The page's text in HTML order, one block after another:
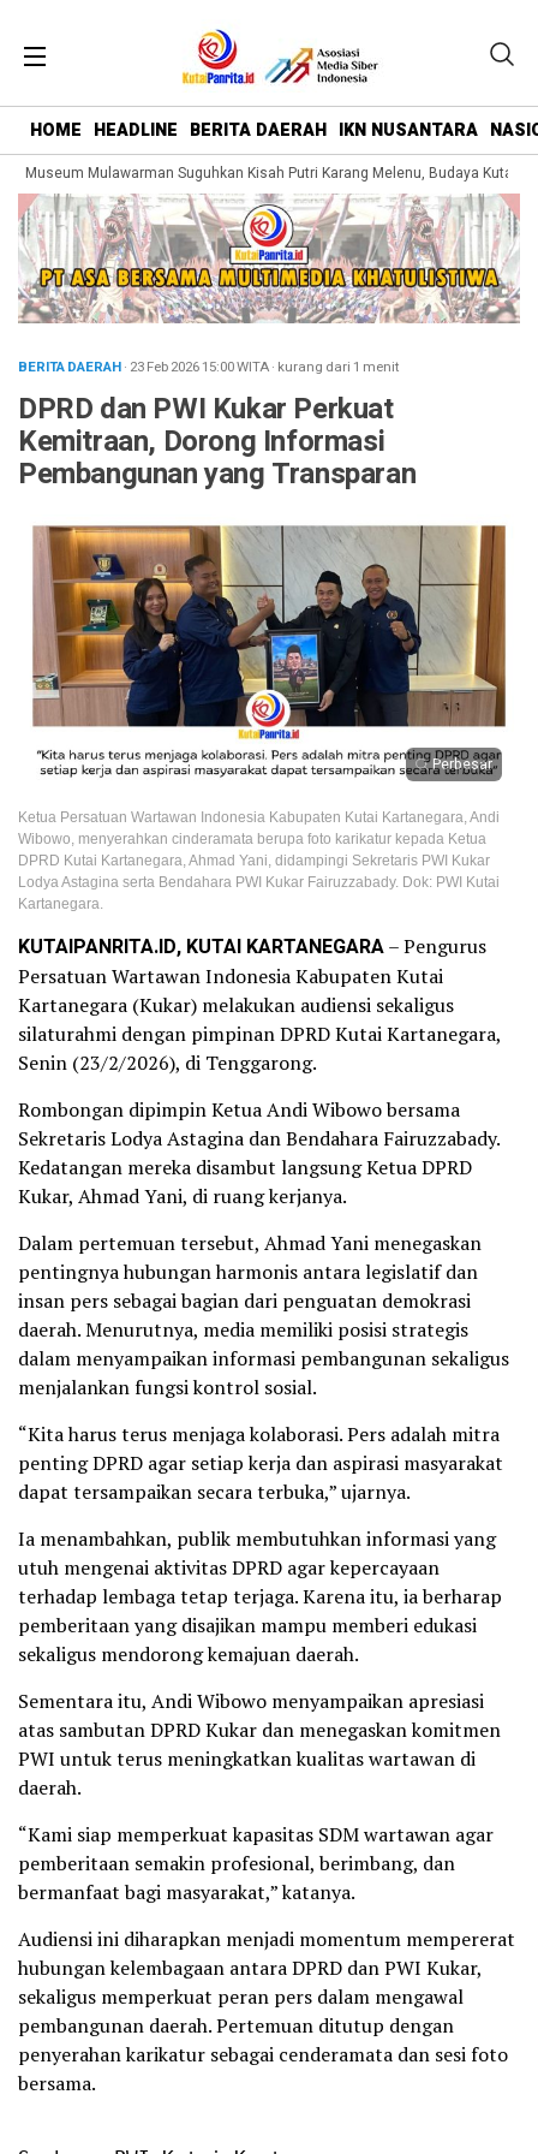
HOME HEADLINE BERITA DAERAH IKN NUSANTARA
Museum Mulawarman Suguhkan Kisah Putri Karang Melenu, Budaya Kutai
BERITA DAERAH· 23 Feb 202615:00WITA· kurang dari 1 menit
DPRD dan PWI Kukar Perkuat
Kemitraan, Dorong Informasi
Pembangunan yang Transparan
Perbesar
Ketua Persatuan Wartawan Indonesia Kabupaten Kutai Kartanegara, Andi
Wibowo, menyerahkan cinderamata berupa foto karikatur kepada Ketua
DPRD Kutai Kartanegara, Ahmad Yani, didampingi Sekretaris PWI Kukar
Lodya Astagina serta Bendahara PWI Kukar Fairuzzabady. Dok: PWI Kutai
Kartanegara.
KUTAIPANRITA.ID, KUTAI KARTANEGARA– Pengurus
Persatuan Wartawan Indonesia Kabupaten Kutai
Kartanegara (Kukar) melakukan audiensi sekaligus
silaturahmi dengan pimpinan DPRD Kutai Kartanegara,
Senin (23/2/2026), di Tenggarong.
Rombongan dipimpin Ketua Andi Wibowo bersama
Sekretaris Lodya Astagina dan Bendahara Fairuzzabady.
Kedatangan mereka disambut langsung Ketua DPRD
Kukar, Ahmad Yani, di ruang kerjanya.
Dalam pertemuan tersebut, Ahmad Yani menegaskan
pentingnya hubungan harmonis antara legislatif dan
insan pers sebagai bagian dari penguatan demokrasi
daerah. Menurutnya, media memiliki posisi strategis
dalam menyampaikan informasi pembangunan sekaligus
menjalankan fungsi kontrol sosial.
“Kita harus terus menjaga kolaborasi. Pers adalah mitra
penting DPRD agar setiap kerja dan aspirasi masyarakat
dapat tersampaikan secara terbuka,” ujarnya.
Ia menambahkan, publik membutuhkan informasi yang
utuh mengenai aktivitas DPRD agar kepercayaan
terhadap lembaga tetap terjaga. Karena itu, ia berharap
pemberitaan yang disajikan mampu memberi edukasi
sekaligus mendorong kemajuan daerah.
Sementara itu, Andi Wibowo menyampaikan apresiasi
atas sambutan DPRD Kukar dan menegaskan komitmen
PWI untuk terus meningkatkan kualitas wartawan di
daerah.
“Kami siap memperkuat kapasitas SDM wartawan agar
pemberitaan semakin profesional, berimbang, dan
bermanfaat bagi masyarakat,” katanya.
Audiensi ini diharapkan menjadi momentum mempererat
hubungan kelembagaan antara DPRD dan PWI Kukar,
sekaligus memperkuat peran pers dalam mengawal
pembangunan daerah. Pertemuan ditutup dengan
penyerahan karikatur sebagai cenderamata dan sesi foto
bersama.